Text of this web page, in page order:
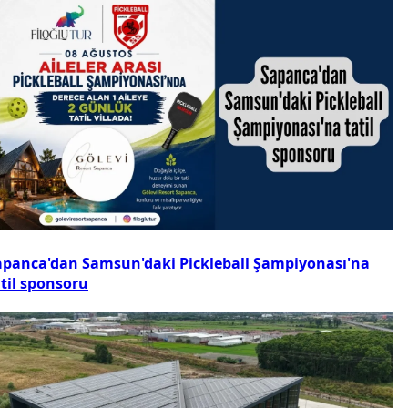
Samsun'daki Pickleball Şampiyonası'na
sponsoru